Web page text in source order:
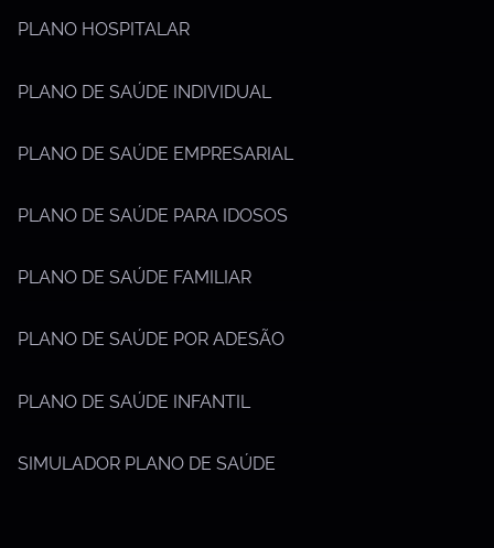
PLANO HOSPITALAR
PLANO DE SAÚDE INDIVIDUAL
PLANO DE SAÚDE EMPRESARIAL
PLANO DE SAÚDE PARA IDOSOS
PLANO DE SAÚDE FAMILIAR
PLANO DE SAÚDE POR ADESÃO
PLANO DE SAÚDE INFANTIL
SIMULADOR PLANO DE SAÚDE